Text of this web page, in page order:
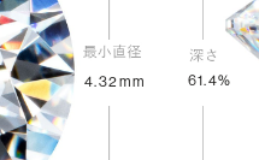
4.32mm 61.4%